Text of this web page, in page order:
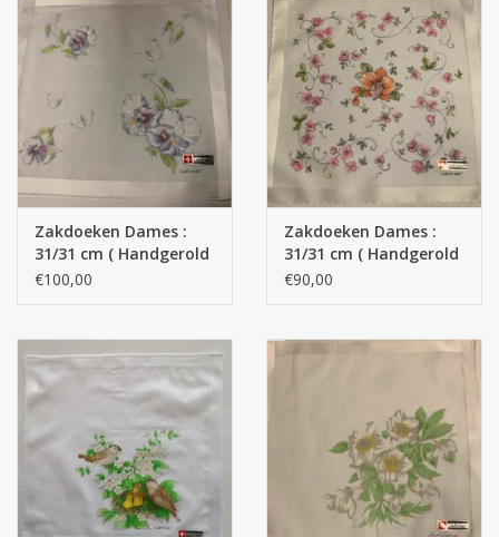
handdoeken
Huis en nacht kledij (
DAMES )
Merken
Zakdoeken Dames :
31/31 cm ( Handgerold
)€100,00
Zakdoeken Dames :
31/31 cm ( Handgerold
)€90,00